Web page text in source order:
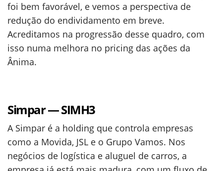
foi bem favorável, e vemos a perspectiva de
redução do endividamento em breve.
Acreditamos na progressão desse quadro, com
isso numa melhora no pricing das ações da
Ânima.
Simpar — SIMH3
A Simpar é a holding que controla empresas
como a Movida, JSL e o Grupo Vamos. Nos
negócios de logística e aluguel de carros, a